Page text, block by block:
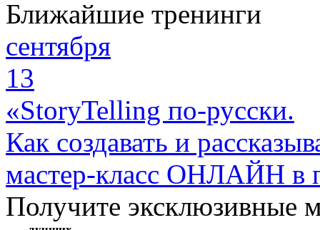
Ближайшие тренинги
сентября
13
«StoryTelling по-русски.
Как создавать и
мастер-класс ОНЛАЙН в
Получите эксклюзивные